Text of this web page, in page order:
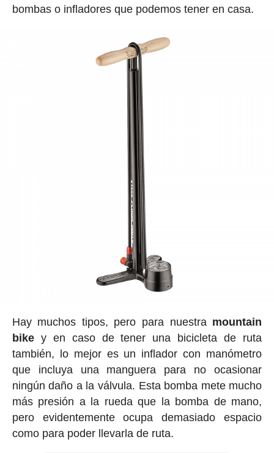
bombas o infladores que podemos tener en casa.
Hay muchos tipos, pero para nuestra mountain
bikey en caso de tener una bicicleta de ruta
también, lo mejor es un inflador con manómetro
que incluya una manguera para no ocasionar
ningún daño a la válvula. Esta bomba mete mucho
más presión a la rueda que la bomba de mano,
pero evidentemente ocupa demasiado espacio
como para poder llevarla de ruta.